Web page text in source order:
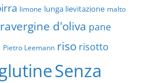
limone lunga lievitazione malto
d'oliva pane
Pietro Leemann riso risotto
Senza